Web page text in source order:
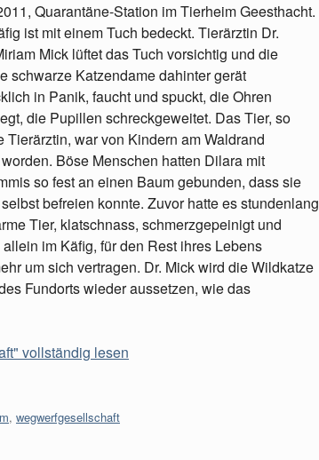
Quarantäne-Station im Tierheim Geesthacht.
ist mit einem Tuch bedeckt. Tierärztin Dr.
Mick lüftet das Tuch vorsichtig und die
schwarze Katzendame dahinter gerät
in Panik, faucht und spuckt, die Ohren
die Pupillen schreckgeweitet. Das Tier, so
Tierärztin, war von Kindern am Waldrand
Böse Menschen hatten Dilara mit
so fest an einen Baum gebunden, dass sie
befreien konnte. Zuvor hatte es stundenlang
Tier, klatschnass, schmerzgepeinigt und
im Käfig, für den Rest ihres Lebens
um sich vertragen. Dr. Mick wird die Wildkatze
Fundorts wieder aussetzen, wie das
vollständig lesen
, wegwerfgesellschaft